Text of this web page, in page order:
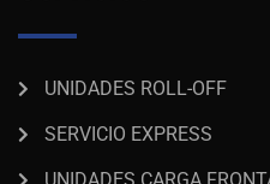
UNIDADES ROLL-OFF
SERVICIO EXPRESS